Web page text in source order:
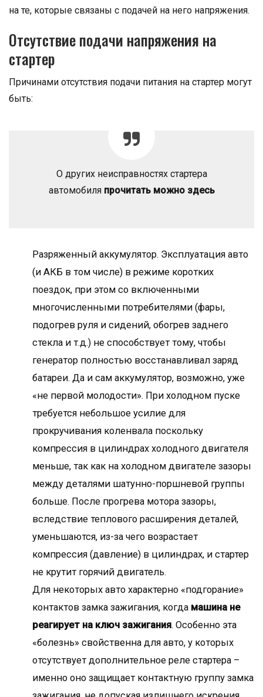
на те, которые связаны с подачей на него напряжения.
Отсутствие подачи напряжения на
стартер
Причинами отсутствия подачи питания на стартер могут
быть:
О других неисправностях стартера
автомобиля прочитать можно здесь
Разряженный аккумулятор. Эксплуатация авто
(и АКБ в том числе) в режиме коротких
поездок, при этом со включенными
многочисленными потребителями (фары,
подогрев руля и сидений, обогрев заднего
стекла и т.д.) не способствует тому, чтобы
генератор полностью восстанавливал заряд
батареи. Да и сам аккумулятор, возможно, уже
«не первой молодости». При холодном пуске
требуется небольшое усилие для
прокручивания коленвала поскольку
компрессия в цилиндрах холодного двигателя
меньше, так как на холодном двигателе зазоры
между деталями шатунно-поршневой группы
больше. После прогрева мотора зазоры,
вследствие теплового расширения деталей,
уменьшаются, из-за чего возрастает
компрессия (давление) в цилиндрах, и стартер
не крутит горячий двигатель.
Для некоторых авто характерно «подгорание»
контактов замка зажигания, когда машина не
реагирует на ключ зажигания. Особенно эта
«болезнь» свойственна для авто, у которых
отсутствует дополнительное реле стартера –
именно оно защищает контактную группу замка